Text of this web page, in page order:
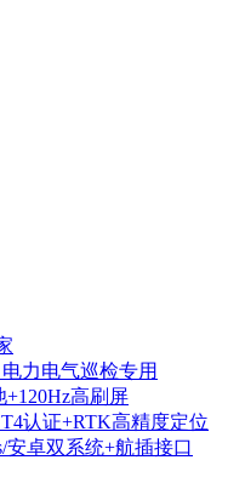
力电气巡检专用
+120Hz高刷屏
认证+RTK高精度定位
安卓双系统+航插接口